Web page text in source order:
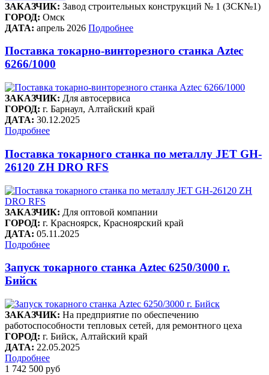
ЗАКАЗЧИК: Завод строительных конструкций № 1 (ЗСК№1)
ГОРОД: Омск
ДАТА: апрель 2026 Подробнее
Поставка токарно-винторезного станка Aztec
6266/1000
ЗАКАЗЧИК: Для автосервиса
ГОРОД: г. Барнаул, Алтайский край
ДАТА: 30.12.2025
Подробнее
Поставка токарного станка по металлу JET GH-
26120 ZH DRO RFS
ЗАКАЗЧИК: Для оптовой компании
ГОРОД: г. Красноярск, Красноярский край
ДАТА: 05.11.2025
Подробнее
Запуск токарного станка Aztec 6250/3000 г.
Бийск
ЗАКАЗЧИК: На предприятие по обеспечению
работоспособности тепловых сетей, для ремонтного цеха
ГОРОД: г. Бийск, Алтайский край
ДАТА: 22.05.2025
Подробнее
1 742 500 руб